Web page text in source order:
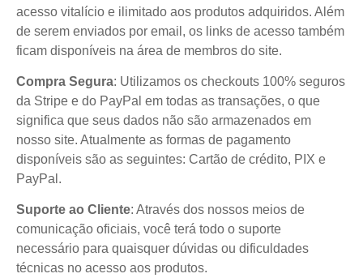
acesso vitalício e ilimitado aos produtos adquiridos. Além
de serem enviados por email, os links de acesso também
ficam disponíveis na área de membros do site.
Compra Segura: Utilizamos os checkouts 100% seguros
da Stripe e do PayPal em todas as transações, o que
significa que seus dados não são armazenados em
nosso site. Atualmente as formas de pagamento
disponíveis são as seguintes: Cartão de crédito, PIX e
PayPal.
Suporte ao Cliente: Através dos nossos meios de
comunicação oficiais, você terá todo o suporte
necessário para quaisquer dúvidas ou dificuldades
técnicas no acesso aos produtos.